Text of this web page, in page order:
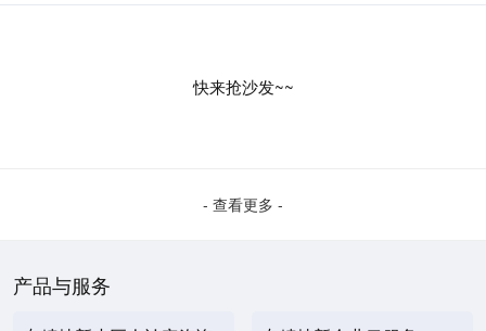
快来抢沙发~~
- 查看更多 -
产品与服务